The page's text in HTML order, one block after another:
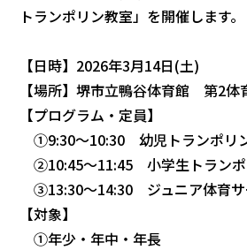
トランポリン教室」を開催します。
【日時】2026年3月14日(土)
【場所】堺市立鴨谷体育館 第2体
【プログラム・定員】
①9:30～10:30 幼児トランポリ
②10:45～11:45 小学生トラン
③13:30～14:30 ジュニア体育
【対象】
①年少・年中・年長